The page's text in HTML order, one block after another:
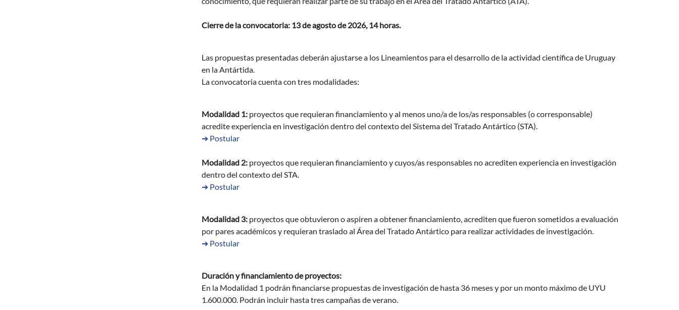
Cierre de la convocatoria: 13 de agosto de 2026, 14 horas.
Las propuestas presentadas deberán ajustarse a los Lineamientos para el desarrollo de la actividad científica de Uruguay
en la Antártida.
La convocatoria cuenta con tres modalidades:
Modalidad 1: proyectos que requieran financiamiento y al menos uno/a de los/as responsables (o corresponsable)
acredite experiencia en investigación dentro del contexto del Sistema del Tratado Antártico (STA).
➔ Postular
Modalidad 2: proyectos que requieran financiamiento y cuyos/as responsables no acrediten experiencia en investigación
dentro del contexto del STA.
➔ Postular
Modalidad 3: proyectos que obtuvieron o aspiren a obtener financiamiento, acrediten que fueron sometidos a evaluación
por pares académicos y requieran traslado al Área del Tratado Antártico para realizar actividades de investigación.
➔ Postular
Duración y financiamiento de proyectos:
En la Modalidad 1 podrán financiarse propuestas de investigación de hasta 36 meses y por un monto máximo de UYU
1.600.000. Podrán incluir hasta tres campañas de verano.